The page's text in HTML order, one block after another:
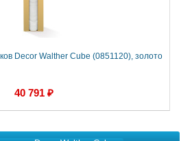
Decor Walther Cube (0851120), золото
40 791 ₽